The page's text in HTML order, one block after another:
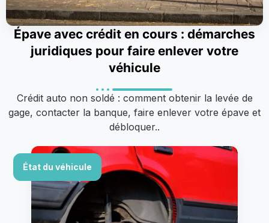
Épave avec crédit en cours : démarches
juridiques pour faire enlever votre
véhicule
Crédit auto non soldé : comment obtenir la levée de
gage, contacter la banque, faire enlever votre épave et
débloquer..
État du véhicule